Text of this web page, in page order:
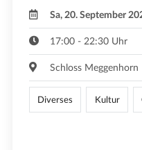
Sa, 20. September
17:00 - 22:30 Uhr
Schloss Meggenhorn
Diverses Kultur